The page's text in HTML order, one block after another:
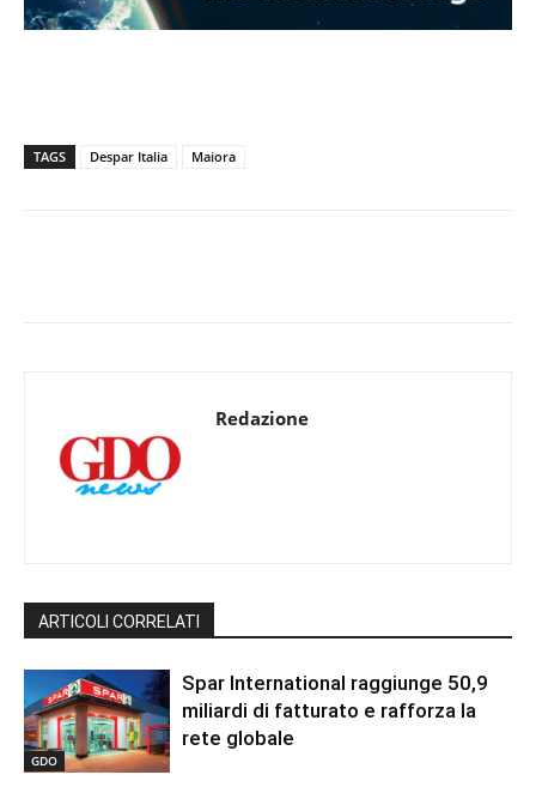
TAGS Despar Italia Maiora
Redazione
ARTICOLI CORRELATI
GDO
Spar International raggiunge 50,9
miliardi di fatturato e rafforza la
rete globale